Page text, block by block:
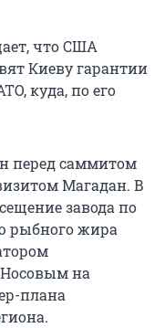
что США
Киеву гарантии
куда, по его
перед саммитом
Магадан. В
завода по
рыбного жира
Носовым на
плана